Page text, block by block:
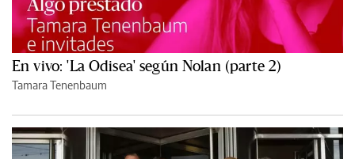
En vivo: 'La Odisea' según Nolan (parte 2)
Tamara Tenenbaum